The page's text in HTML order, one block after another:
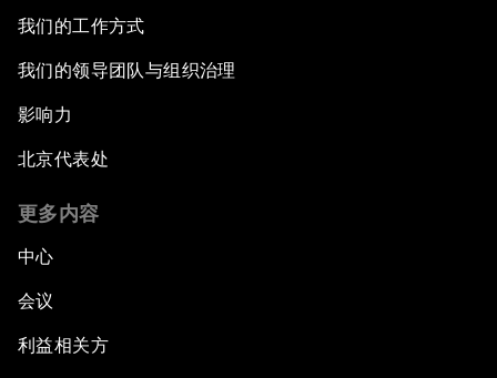
我们的工作方式
我们的领导团队与组织治理
影响力
北京代表处
更多内容
中心
会议
利益相关方